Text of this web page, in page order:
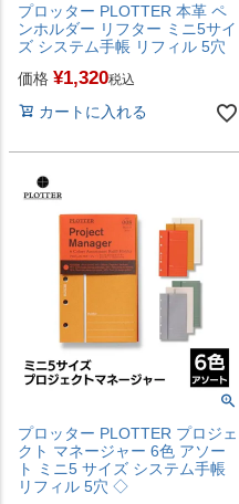
プロッター PLOTTER 本革 ペ
ンホルダー リフター ミニ5サイ
ズ システム手帳 リフィル 5穴
価格 ¥1,320税込
カートに入れる
プロッター PLOTTER プロジェ
クト マネージャー 6色 アソー
ト ミニ5 サイズ システム手帳
リフィル 5穴 ◇